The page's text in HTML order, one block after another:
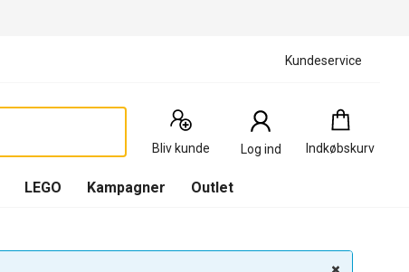
Kundeservice
Bliv kunde Log ind Indkøbskurv
Indkøbskurv
0
Produkter
LEGO Kampagner Outlet